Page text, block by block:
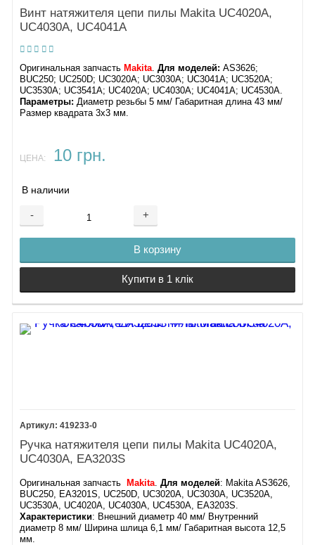
Винт натяжителя цепи пилы Makita UC4020A,
UC4030A, UC4041A
Оригинальная запчасть Makita. Для моделей: AS3626;
BUC250; UC250D; UC3020A; UC3030A; UC3041A; UC3520A;
UC3530A; UC3541A; UC4020A; UC4030A; UC4041A; UC4530A.
Параметры: Диаметр резьбы 5 мм/ Габаритная длина 43 мм/
Размер квадрата 3х3 мм.
ЦЕНА: 10 грн.
В наличии
- +
В корзину
Купити в 1 клік
419233-0
Ручка натяжителя цепи пилы Makita UC4020A,
UC4030A, EA3203S
Оригинальная запчасть Makita .Для моделей: Makita AS3626,
BUC250, EA3201S, UC250D, UC3020A, UC3030A, UC3520A,
UC3530A, UC4020A, UC4030A, UC4530A, EA3203S.
Характеристики: Внешний диаметр 40 мм/ Внутренний
диаметр 8 мм/ Ширина шлица 6,1 мм/ Габаритная высота 12,5
мм.